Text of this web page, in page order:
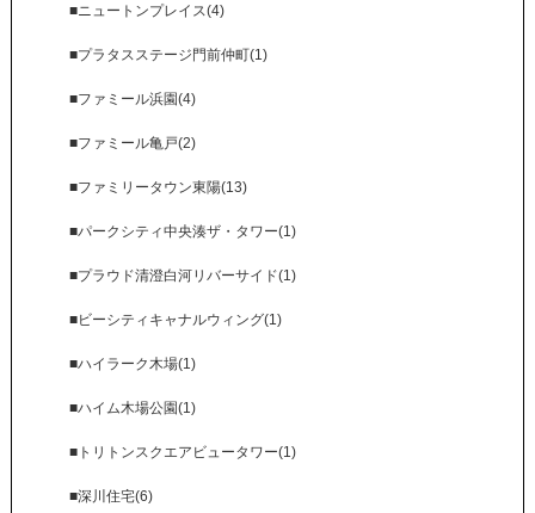
■ニュートンプレイス(4)
■プラタスステージ門前仲町(1)
■ファミール浜園(4)
■ファミール亀戸(2)
■ファミリータウン東陽(13)
■パークシティ中央湊ザ・タワー(1)
■プラウド清澄白河リバーサイド(1)
■ビーシティキャナルウィング(1)
■ハイラーク木場(1)
■ハイム木場公園(1)
■トリトンスクエアビュータワー(1)
■深川住宅(6)